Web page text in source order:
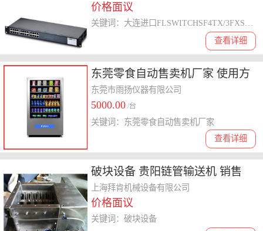
海开园自动化科技有限公司
价格面议
查看详细
东莞零食自动售卖机厂家 使用方
便
东莞市雨扬仪器有限公司
5000.00 /台
查看详细
关键词：东莞零食自动售卖机厂家
破块设备 贵阳链管输送机 销售
上海拜肯机械设备有限公司
价格面议
关键词：破块设备